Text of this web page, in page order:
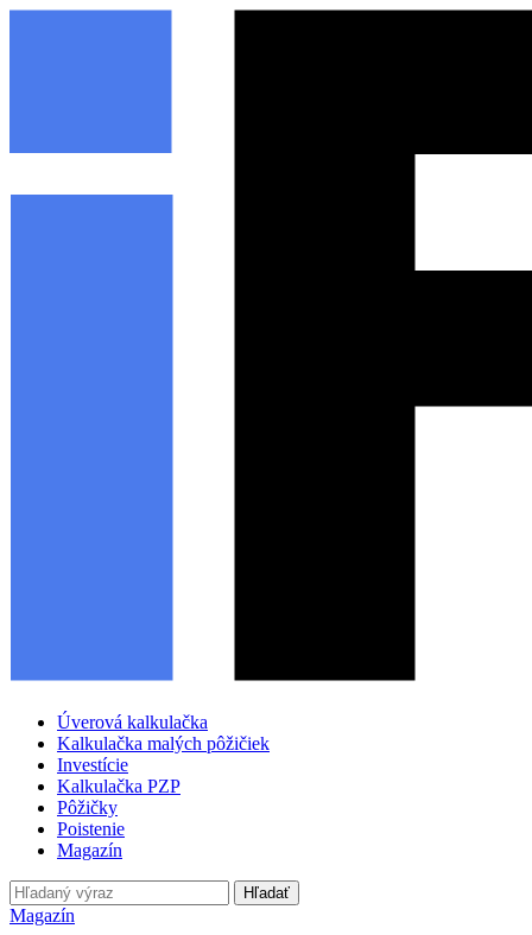
Úverová kalkulačka
Kalkulačka malých pôžičiek
Investície
Kalkulačka PZP
Pôžičky
Poistenie
Magazín
Hľadať
Magazín